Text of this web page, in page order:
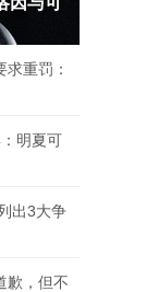
重罚：
明夏可
出3大争
歉，但不